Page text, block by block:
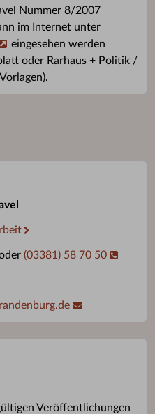
Nummer 8/2007
im Internet unter
eingesehen werden
oder Rarhaus + Politik /
(03381) 58 70 50
Veröffentlichungen